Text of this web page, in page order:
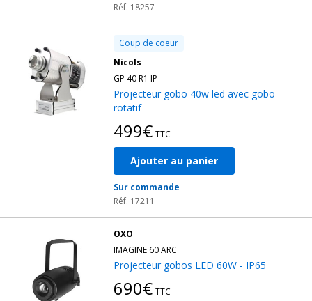
Réf. 18257
Coup de coeur
Nicols
GP 40 R1 IP
Projecteur gobo 40w led avec gobo
rotatif
499€ TTC
Ajouter au panier
Sur commande
Réf. 17211
OXO
IMAGINE 60 ARC
Projecteur gobos LED 60W - IP65
690€ TTC